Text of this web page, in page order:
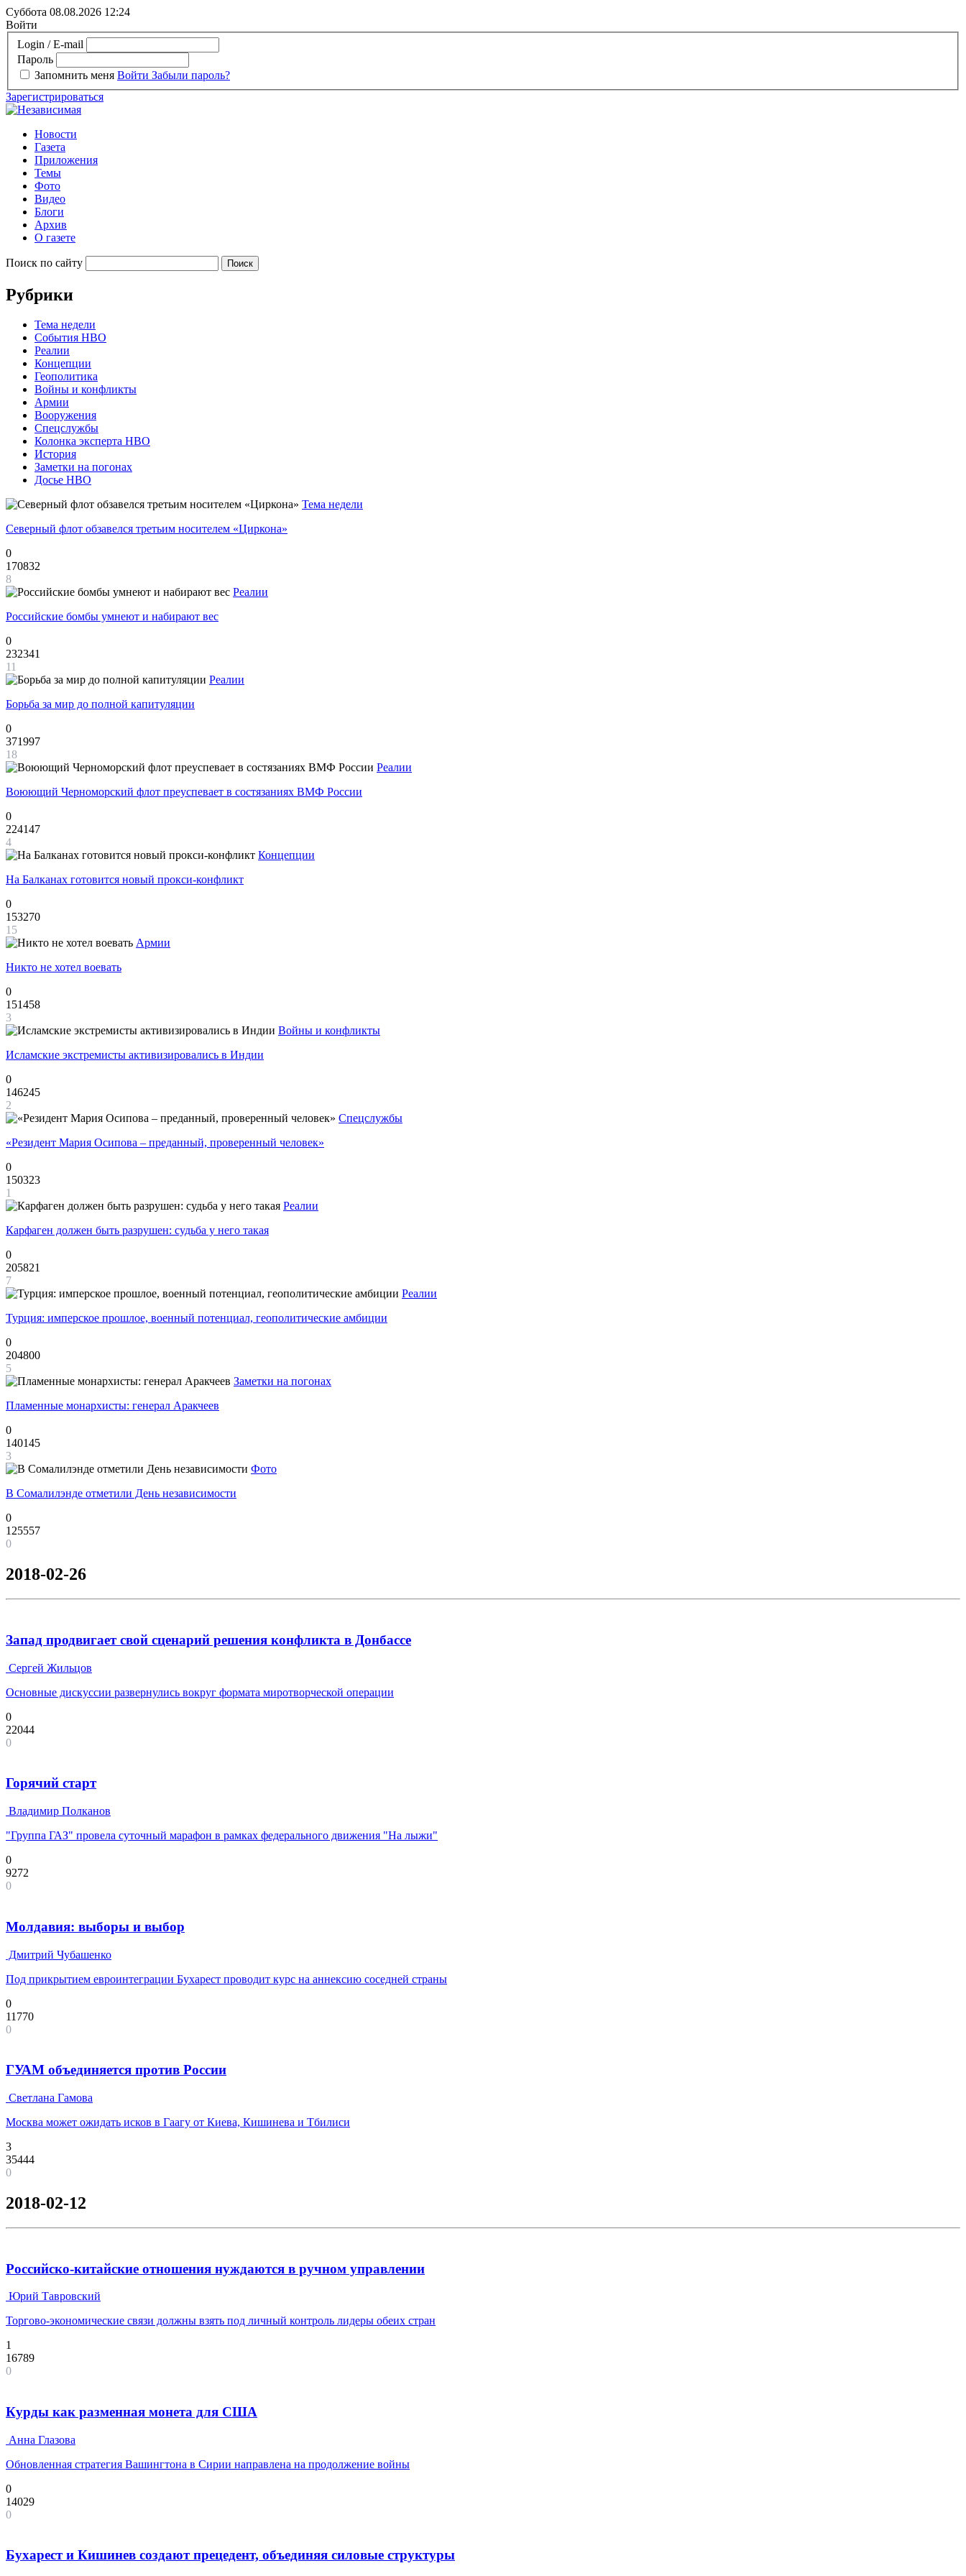
Суббота 08.08.2026 12:24
Войти
Login / E-mail
Пароль
Запомнить меня Войти Забыли пароль?
Зарегистрироваться
Новости
Газета
Приложения
Темы
Фото
Видео
Блоги
Архив
О газете
Поиск по сайту
Рубрики
Тема недели
События НВО
Реалии
Концепции
Геополитика
Войны и конфликты
Армии
Вооружения
Спецслужбы
Колонка эксперта НВО
История
Заметки на погонах
Досье НВО
Тема недели
Северный флот обзавелся третьим носителем «Циркона»
0
170832
8
Реалии
Российские бомбы умнеют и набирают вес
0
232341
11
Реалии
Борьба за мир до полной капитуляции
0
371997
18
Реалии
Воюющий Черноморский флот преуспевает в состязаниях ВМФ России
0
224147
4
Концепции
На Балканах готовится новый прокси-конфликт
0
153270
15
Армии
Никто не хотел воевать
0
151458
3
Войны и конфликты
Исламские экстремисты активизировались в Индии
0
146245
2
Спецслужбы
«Резидент Мария Осипова – преданный, проверенный человек»
0
150323
1
Реалии
Карфаген должен быть разрушен: судьба у него такая
0
205821
7
Реалии
Турция: имперское прошлое, военный потенциал, геополитические амбиции
0
204800
5
Заметки на погонах
Пламенные монархисты: генерал Аракчеев
0
140145
3
Фото
В Сомалилэнде отметили День независимости
0
125557
0
2018-02-26
Запад продвигает свой сценарий решения конфликта в Донбассе
Сергей Жильцов
Основные дискуссии развернулись вокруг формата миротворческой операции
0
22044
0
Горячий старт
Владимир Полканов
"Группа ГАЗ" провела суточный марафон в рамках федерального движения "На лыжи"
0
9272
0
Молдавия: выборы и выбор
Дмитрий Чубашенко
Под прикрытием евроинтеграции Бухарест проводит курс на аннексию соседней страны
0
11770
0
ГУАМ объединяется против России
Светлана Гамова
Москва может ожидать исков в Гаагу от Киева, Кишинева и Тбилиси
3
35444
0
2018-02-12
Российско-китайские отношения нуждаются в ручном управлении
Юрий Тавровский
Торгово-экономические связи должны взять под личный контроль лидеры обеих стран
1
16789
0
Курды как разменная монета для США
Анна Глазова
Обновленная стратегия Вашингтона в Сирии направлена на продолжение войны
0
14029
0
Бухарест и Кишинев создают прецедент, объединяя силовые структуры